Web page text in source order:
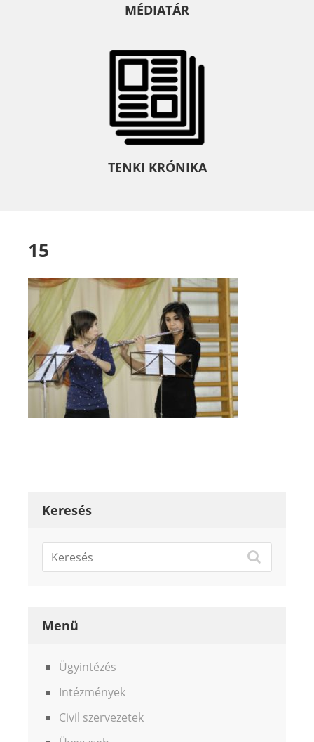
MÉDIATÁR
TENKI KRÓNIKA
15
Keresés
Menü
Ügyintézés
Intézmények
Civil szervezetek